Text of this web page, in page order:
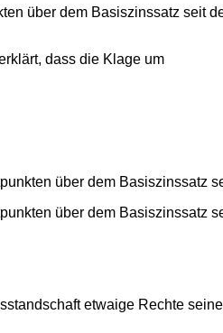
über dem Basiszinssatz seit
dass die Klage um
über dem Basiszinssatz
über dem Basiszinssatz
etwaige Rechte